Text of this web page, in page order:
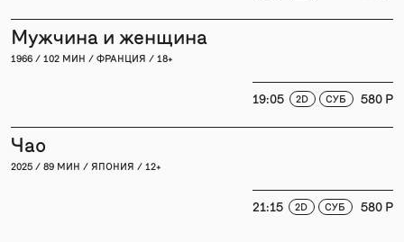
Мужчина и женщина
1966 / 102 МИН / ФРАНЦИЯ / 18+
19:05 2D СУБ 580 P
Чао
2025 / 89 МИН / ЯПОНИЯ / 12+
21:15 2D СУБ 580 P